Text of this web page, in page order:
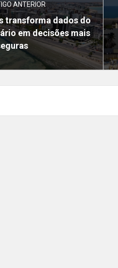
ANTERIOR
transforma dados do
em decisões mais